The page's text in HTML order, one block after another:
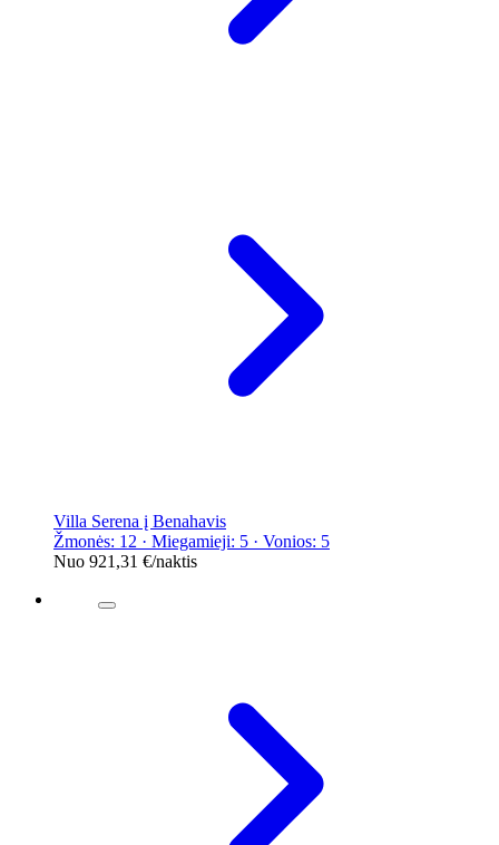
Villa Serena į Benahavis
Žmonės: 12 · Miegamieji: 5 · Vonios: 5
Nuo 921,31 €/naktis